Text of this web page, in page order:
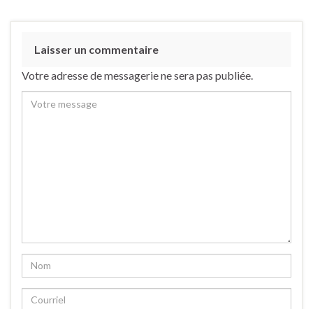
Laisser un commentaire
Votre adresse de messagerie ne sera pas publiée.